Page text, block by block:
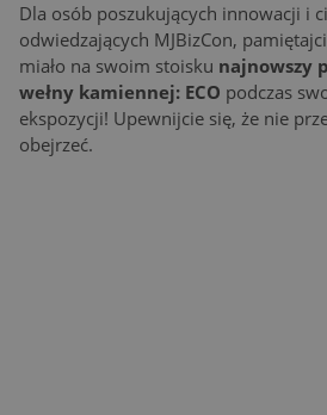
Dla osób poszukujących innowacji i
odwiedzających MJBizCon,
miało na swoim stoisku najnowszy
wełny kamiennej: ECO podczas
ekspozycji! Upewnijcie się, że nie
obejrzeć.